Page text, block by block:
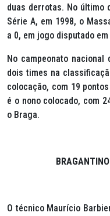
duas derrotas. No último
Série A, em 1998, o
a 0, em jogo disputado
No campeonato
dois times na
colocação, com 19
é o nono colocado, com
o Braga.
O técnico Maurício